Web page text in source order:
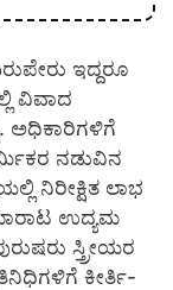
ಇದ್ದರೂ
ವಿವಾದ
ಅಧಿಕಾರಿಗಳಿಗೆ
ನಡುವಿನ
ನಿರೀಕ್ಷಿತ ಲಾಭ
ಉದ್ಯಮ
ಸ್ತ್ರೀಯರ
ಕೀರ್ತಿ-